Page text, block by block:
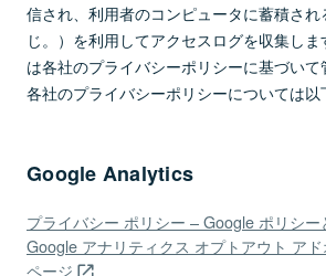
信され、利用者のコンピュータに蓄積され
じ。）を利用してアクセスログを収集し
は各社のプライバシーポリシーに基づいて
各社のプライバシーポリシーについては以
Google Analytics
プライバシー ポリシー – Google ポリシー
Google アナリティクス オプトアウト ア
ページ